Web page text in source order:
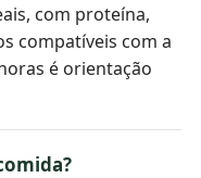
com proteína,
compatíveis com a
é orientação